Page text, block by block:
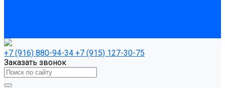
+7 (916) 880-94-34 +7 (915) 127-30-75
Заказать звонок